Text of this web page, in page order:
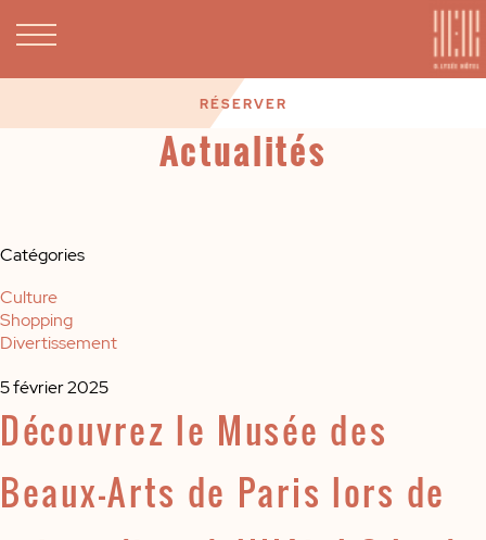
RÉSERVER
Actualités
Catégories
Culture
Shopping
Divertissement
5 février 2025
Découvrez le Musée des
Beaux-Arts de Paris lors de